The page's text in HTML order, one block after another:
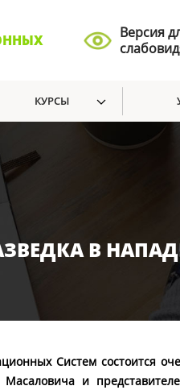
Версия
КУРСЫ
В
Систем состоится
Масаловича и